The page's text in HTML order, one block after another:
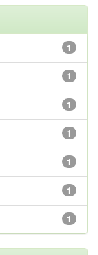
1
1
1
1
1
1
1